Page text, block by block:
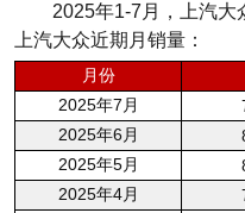
2025年1-7月，上汽大
上汽大众近期月销量：
月份
2025年7月
2025年6月
2025年5月
2025年4月